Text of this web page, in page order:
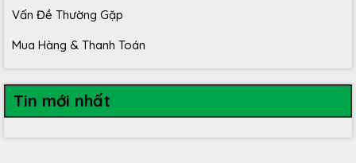
Vấn Đề Thường Gặp
Mua Hàng & Thanh Toán
Tin mới nhất